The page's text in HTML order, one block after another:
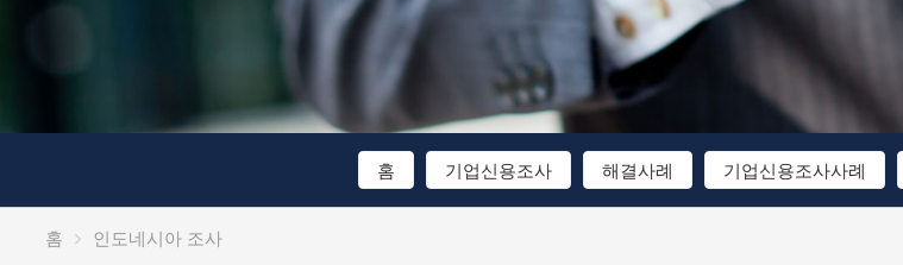
홈 기업신용조사 해결사례 기업신용조사사례
홈 인도네시아 조사